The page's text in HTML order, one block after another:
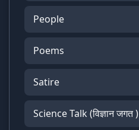
People
Poems
Satire
Science Talk (विज्ञान जगत )